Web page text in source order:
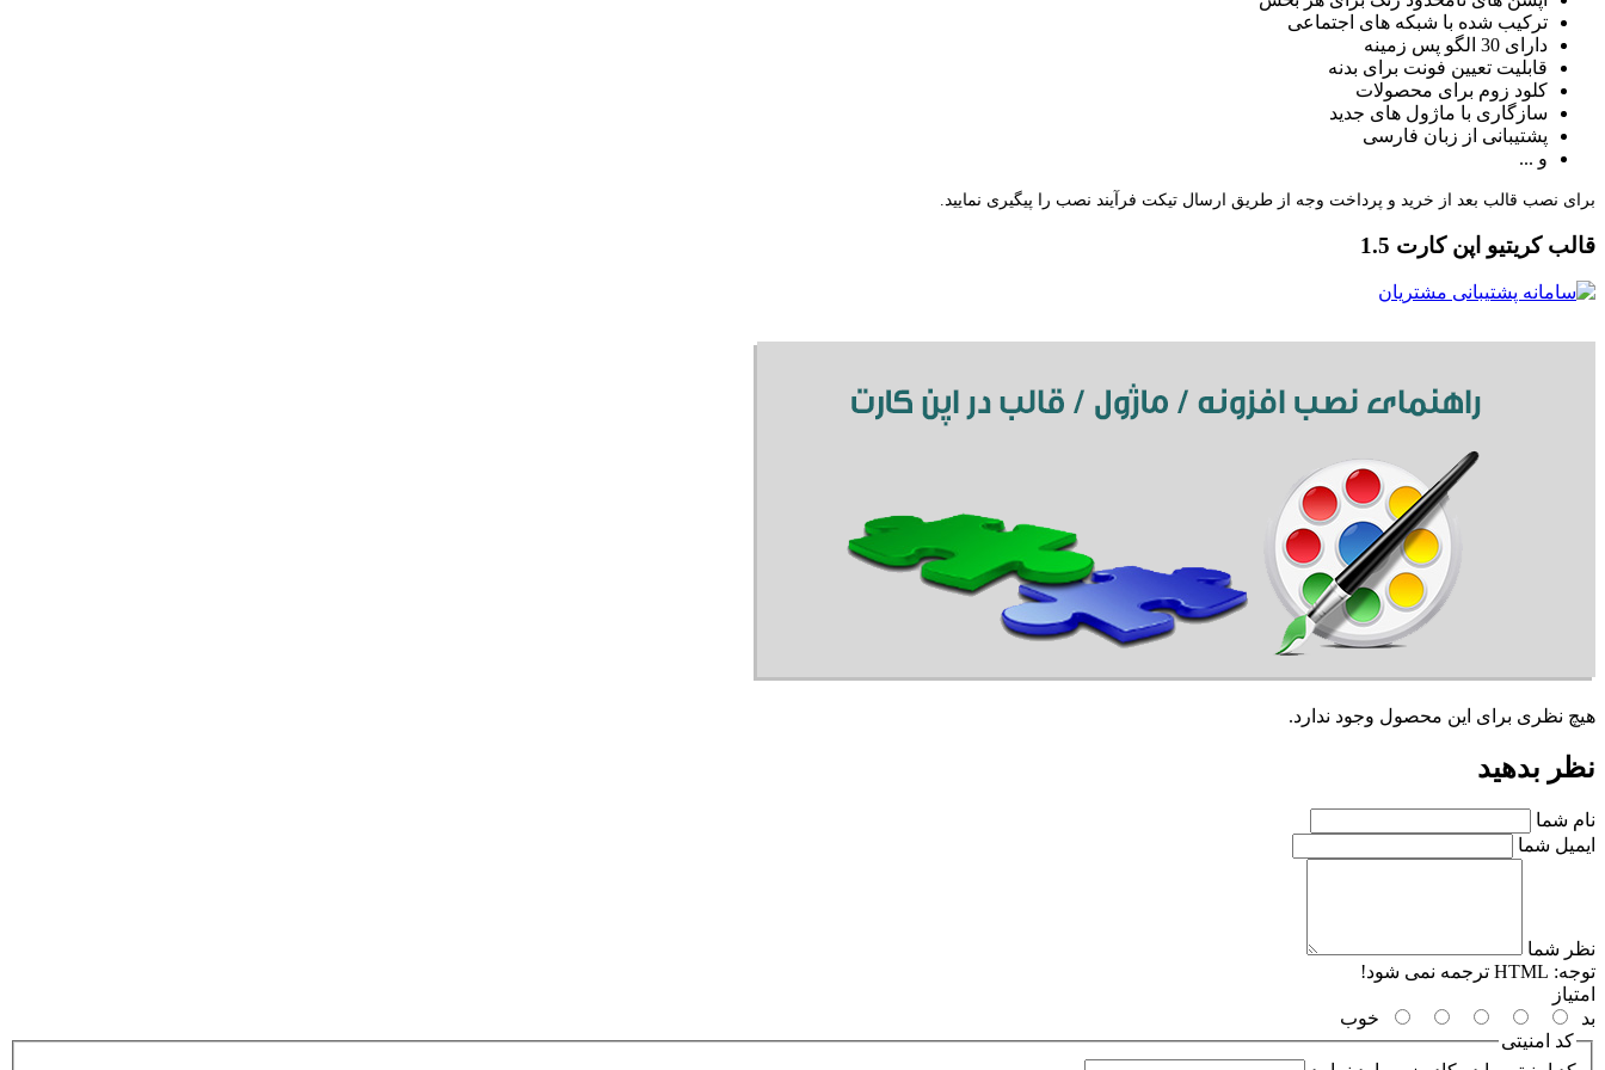
ترکیب شده با شبکه های اجتماعی
دارای 30 الگو پس زمینه
قابلیت تعیین فونت برای بدنه
کلود زوم برای محصولات
سازگاری با ماژول های جدید
پشتیبانی از زبان فارسی
و ...
برای نصب قالب بعد از خرید و پرداخت وجه از طریق ارسال تیکت فرآیند نصب را پیگیری نمایید.
قالب کریتیو اپن کارت 1.5
هیچ نظری برای این محصول وجود ندارد.
نظر بدهید
نام شما
ایمیل شما
نظر شما
توجه:
امتیاز
بد
خوب
کد امنیتی